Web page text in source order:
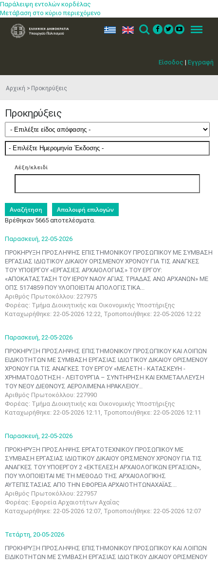
Παράλειψη εντολών κορδέλας
Μετάβαση στο κύριο περιεχόμενο
Είσοδος | Εγγραφή
ελ en Search Menu
Αρχική Προκηρύξεις
Προκηρύξεις
Λέξη/κλειδί
Βρέθηκαν 5665 αποτελέσματα.
Παρασκευή, 22-05-2026
ΠΡΟΚΗΡΥΞΗ ΠΡΟΣΛΗΨΗΣ ΕΠΙΣΤΗΜΟΝΙΚΟΥ ΠΡΟΣΩΠΙΚΟΥ ΜΕ ΣΥΜΒΑΣΗ
ΕΡΓΑΣΙΑΣ ΙΔΙΩΤΙΚΟΥ ΔΙΚΑΙΟΥ ΟΡΙΣΜΕΝΟΥ ΧΡΟΝΟΥ ΓΙΑ ΤΙΣ ΑΝΑΓΚΕΣ
ΤΟΥ ΥΠΟΕΡΓΟΥ «ΕΡΓΑΣΙΕΣ ΑΡΧΑΙΟΛΟΓΙΑΣ» ΤΟΥ ΕΡΓΟΥ:
«ΑΠΟΚΑΤΑΣΤΑΣΗ ΤΟΥ ΙΕΡΟΥ ΝΑΟΥ ΑΓΙΑΣ ΤΡΙΑΔΑΣ ΑΝΩ ΑΡΧΑΝΩΝ» ΜΕ
ΟΠΣ 5174859 ΠΟΥ ΥΛΟΠΟΙΕΙΤΑΙ ΑΠΟΛΟΓΙΣΤΙΚΑ...
Αριθμός Πρωτοκόλλου: 227975
Φορέας: Τμήμα Διοικητικής και Οικονομικής Υποστήριξης
Καταχωρήθηκε: 22-05-2026 12:22, Τροποποιήθηκε: 22-05-2026 12:22
Παρασκευή, 22-05-2026
ΠΡΟΚΗΡΥΞΗ ΠΡΟΣΛΗΨΗΣ ΕΠΙΣΤΗΜΟΝΙΚΟΥ ΠΡΟΣΩΠΙΚΟΥ ΚΑΙ ΛΟΙΠΩΝ
ΕΙΔΙΚΟΤΗΤΩΝ ΜΕ ΣΥΜΒΑΣΗ ΕΡΓΑΣΙΑΣ ΙΔΙΩΤΙΚΟΥ ΔΙΚΑΙΟΥ ΟΡΙΣΜΕΝΟΥ
ΧΡΟΝΟΥ ΓΙΑ ΤΙΣ ΑΝΑΓΚΕΣ ΤΟΥ ΕΡΓΟΥ «ΜΕΛΕΤΗ - ΚΑΤΑΣΚΕΥΗ -
ΧΡΗΜΑΤΟΔΟΤΗΣΗ - ΛΕΙΤΟΥΡΓΙΑ – ΣΥΝΤΗΡΗΣΗ ΚΑΙ ΕΚΜΕΤΑΛΛΕΥΣΗ
ΤΟΥ ΝΕΟΥ ΔΙΕΘΝΟΥΣ ΑΕΡΟΛΙΜΕΝΑ ΗΡΑΚΛΕΙΟΥ...
Αριθμός Πρωτοκόλλου: 227990
Φορέας: Τμήμα Διοικητικής και Οικονομικής Υποστήριξης
Καταχωρήθηκε: 22-05-2026 12:11, Τροποποιήθηκε: 22-05-2026 12:11
Παρασκευή, 22-05-2026
ΠΡΟΚΗΡΥΞΗ ΠΡΟΣΛΗΨΗΣ ΕΡΓΑΤΟΤΕΧΝΙΚΟΥ ΠΡΟΣΩΠΙΚΟΥ ΜΕ
ΣΥΜΒΑΣΗ ΕΡΓΑΣΙΑΣ ΙΔΙΩΤΙΚΟΥ ΔΙΚΑΙΟΥ ΟΡΙΣΜΕΝΟΥ ΧΡΟΝΟΥ ΓΙΑ ΤΙΣ
ΑΝΑΓΚΕΣ ΤΟΥ ΥΠΟΕΡΓΟΥ 2 «ΕΚΤEΛΕΣΗ ΑΡΧΑΙΟΛΟΓΙΚΩΝ ΕΡΓΑΣΙΩΝ»,
ΠΟΥ ΥΛΟΠΟΙΕΙΤΑΙ ΜΕ ΤΗ ΜΕΘΟΔΟ ΤΗΣ ΑΡΧΑΙΟΛΟΓΙΚΗΣ
ΑΥΤΕΠΙΣΤΑΣΙΑΣ ΑΠΟ ΤΗΝ ΕΦΟΡΕΙΑ ΑΡΧΑΙΟΤΗΤΩΝΑΧΑΪΑΣ...
Αριθμός Πρωτοκόλλου: 227957
Φορέας: Εφορεία Αρχαιοτήτων Αχαΐας
Καταχωρήθηκε: 22-05-2026 12:07, Τροποποιήθηκε: 22-05-2026 12:07
Τετάρτη, 20-05-2026
ΠΡΟΚΗΡΥΞΗ ΠΡΟΣΛΗΨΗΣ ΕΠΙΣΤΗΜΟΝΙΚΟΥ ΠΡΟΣΩΠΙΚΟΥ ΚΑΙ ΛΟΙΠΩΝ
ΕΙΔΙΚΟΤΗΤΩΝ ΜΕ ΣΥΜΒΑΣΗ ΕΡΓΑΣΙΑΣ ΙΔΙΩΤΙΚΟΥ ΔΙΚΑΙΟΥ ΟΡΙΣΜΕΝΟΥ